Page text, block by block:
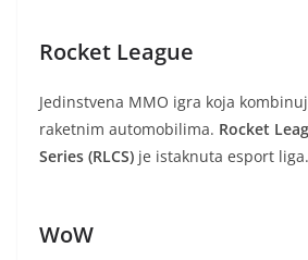
Rocket League
Jedinstvena MMO igra koja
raketnim automobilima. Rocket
Series (RLCS) je istaknuta esport liga.
WoW